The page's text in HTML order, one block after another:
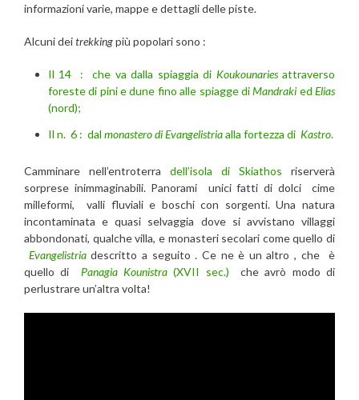
informazioni varie, mappe e dettagli delle piste.
Alcuni deitrekkingpiù popolari sono :
Il 14 : che va dalla spiaggia di Koukounariesattraverso
foreste di pini e dune fino alle spiagge diMandraki edElias
(nord);
Il n. 6 : dal monastero di Evangelistriaalla fortezza di Kastro.
Camminare nell’entroterra dell’isola di Skiathos riserverà
sorprese inimmaginabili. Panorami unici fatti di dolci cime
milleformi, valli fluviali e boschi con sorgenti. Una natura
incontaminata e quasi selvaggia dove si avvistano villaggi
abbondonati, qualche villa, e monasteri secolari come quello di
Evangelistriadescritto a seguito . Ce ne è un altro , che è
quello di Panagia Kounistra (XVII sec.) che avrò modo di
perlustrare un’altra volta!